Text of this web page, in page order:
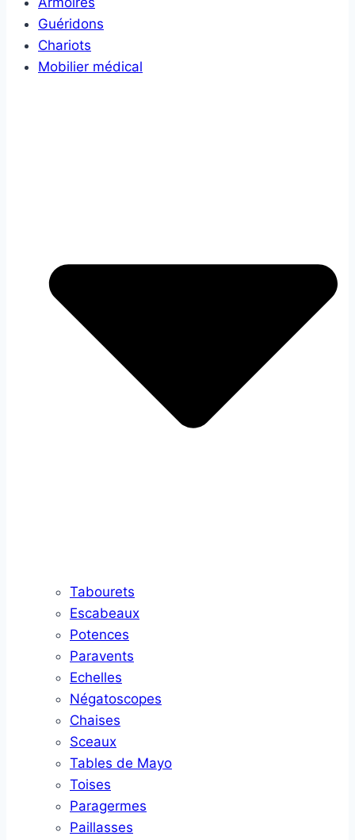
Guéridons
Chariots
Mobilier médical
Tabourets
Escabeaux
Potences
Paravents
Echelles
Négatoscopes
Chaises
Sceaux
Tables de Mayo
Toises
Paragermes
Paillasses